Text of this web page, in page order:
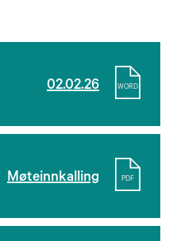
02.02.26 WORD
Møteinnkalling PDF